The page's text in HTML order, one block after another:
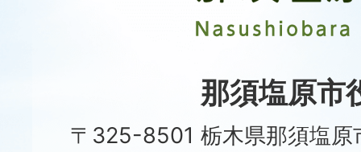
市
City
那須塩原市
〒325-8501 栃木県那須塩原